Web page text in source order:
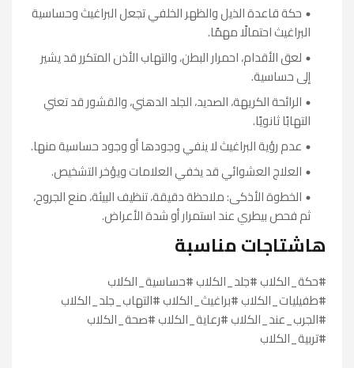
حكة قاعدة الذيل والظهر الخلفي تجعل البراغيث وحساسية
البراغيث احتمالًا مهمًا.
لعق الأقدام، احمرار البطن، والتهاب الأذن المتكرر قد يشير
إلى حساسية.
الرائحة الكريهة، الصديد، الجلد الدهني، والقشور قد تعني
التهابًا ثانويًا.
عدم رؤية البراغيث لا ينفي وجودها أو وجود حساسية منها.
العلاج العشوائي قد يخفي العلامات ويؤخر التشخيص.
الخطوة الأذكى: ملاحظة دقيقة، تنظيف البيئة، منع الجروح،
ثم فحص بيطري عند استمرار أو شدة الأعراض.
هاشتاجات مناسبة
#حكة_الكلاب #جلد_الكلاب #حساسية_الكلاب
#طفيليات_الكلاب #براغيث_الكلاب #التهاب_جلد_الكلاب
#الجرب_عند_الكلاب #رعاية_الكلاب #صحة_الكلاب
#تربية_الكلاب